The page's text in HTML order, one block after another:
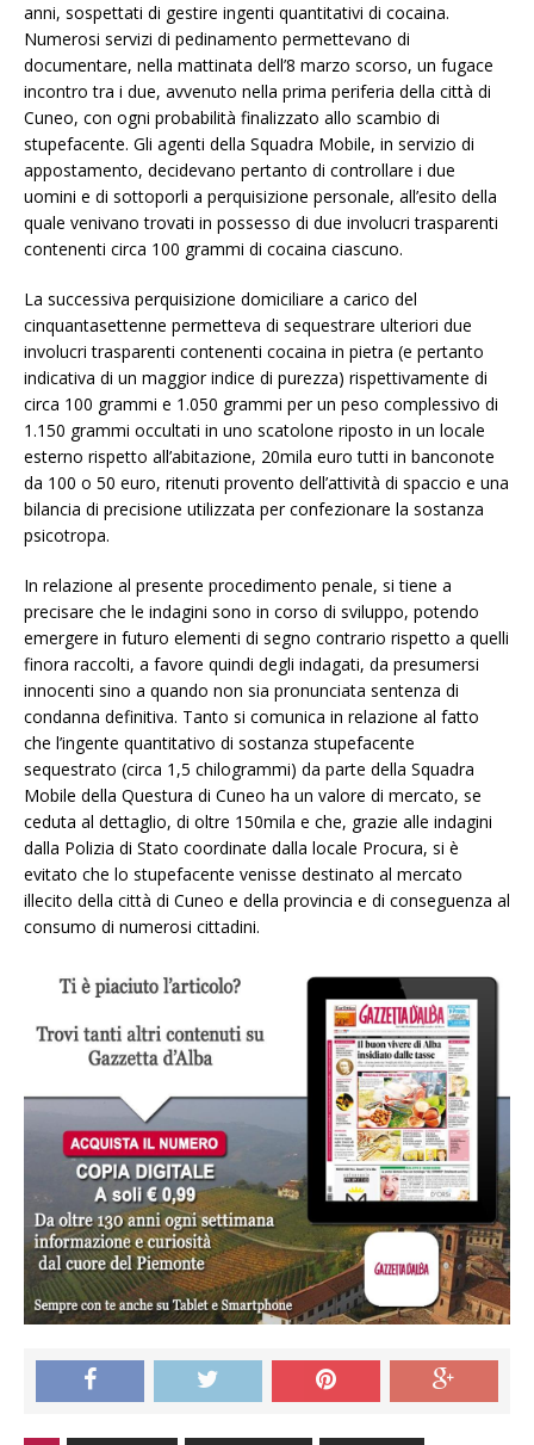
anni, sospettati di gestire ingenti quantitativi di cocaina.
Numerosi servizi di pedinamento permettevano di
documentare, nella mattinata dell’8 marzo scorso, un fugace
incontro tra i due, avvenuto nella prima periferia della città di
Cuneo, con ogni probabilità finalizzato allo scambio di
stupefacente. Gli agenti della Squadra Mobile, in servizio di
appostamento, decidevano pertanto di controllare i due
uomini e di sottoporli a perquisizione personale, all’esito della
quale venivano trovati in possesso di due involucri trasparenti
contenenti circa 100 grammi di cocaina ciascuno.
La successiva perquisizione domiciliare a carico del
cinquantasettenne permetteva di sequestrare ulteriori due
involucri trasparenti contenenti cocaina in pietra (e pertanto
indicativa di un maggior indice di purezza) rispettivamente di
circa 100 grammi e 1.050 grammi per un peso complessivo di
1.150 grammi occultati in uno scatolone riposto in un locale
esterno rispetto all’abitazione, 20mila euro tutti in banconote
da 100 o 50 euro, ritenuti provento dell’attività di spaccio e una
bilancia di precisione utilizzata per confezionare la sostanza
psicotropa.
In relazione al presente procedimento penale, si tiene a
precisare che le indagini sono in corso di sviluppo, potendo
emergere in futuro elementi di segno contrario rispetto a quelli
finora raccolti, a favore quindi degli indagati, da presumersi
innocenti sino a quando non sia pronunciata sentenza di
condanna definitiva. Tanto si comunica in relazione al fatto
che l’ingente quantitativo di sostanza stupefacente
sequestrato (circa 1,5 chilogrammi) da parte della Squadra
Mobile della Questura di Cuneo ha un valore di mercato, se
ceduta al dettaglio, di oltre 150mila e che, grazie alle indagini
dalla Polizia di Stato coordinate dalla locale Procura, si è
evitato che lo stupefacente venisse destinato al mercato
illecito della città di Cuneo e della provincia e di conseguenza al
consumo di numerosi cittadini.